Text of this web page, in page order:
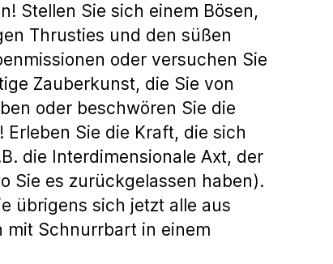
Stellen Sie sich einem Bösen,
Thrusties und den süßen
oder versuchen Sie
Zauberkunst, die Sie von
oder beschwören Sie die
Sie die Kraft, die sich
die Interdimensionale Axt, der
Sie es zurückgelassen haben).
übrigens sich jetzt alle aus
mit Schnurrbart in einem